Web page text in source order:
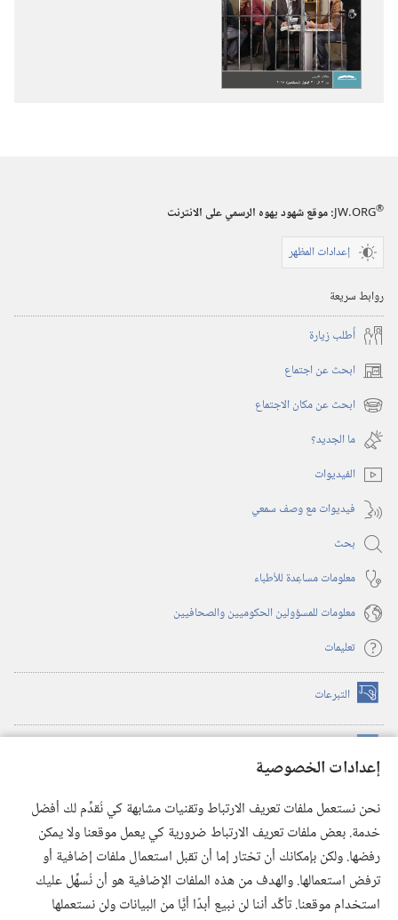
إعدادات الخصوصية
نحن نستعمل ملفات تعريف الارتباط وتقنيات مشابهة كي نُقدِّم لك أفضل
خدمة. بعض ملفات تعريف الارتباط ضرورية كي يعمل موقعنا ولا يمكن
رفضها. ولكن بإمكانك أن تختار إما أن تقبل استعمال ملفات إضافية أو
ترفض استعمالها. والهدف من هذه الملفات الإضافية هو أن نُسهِّل عليك
استخدام موقعنا. تأكَّد أننا لن نبيع أبدًا أيًّا من البيانات ولن نستعملها
JW.ORG®
:‏ موقع شهود يهوه الرسمي على الانترنت
إعدادات المظهر
روابط سريعة
أُطلب زيارة
ابحث عن اجتماع (يفتح
نافذة ابحث عن مكان الاجتماع (يفتح
نافذة
جديدة)
ما الجديد؟‏
الفيديوات
فيديوات مع وصف سمعي
بحث
معلومات مساعِدة للأطباء
معلومات للمسؤولين الحكوميين والصحافيين
تعليمات
التبرعات (يفتح
نافذة
(يفتح
نافذة
(يفتح
نافذة
جديدة) تطبيق ®
JW Library
مكتبة برج المراقبة